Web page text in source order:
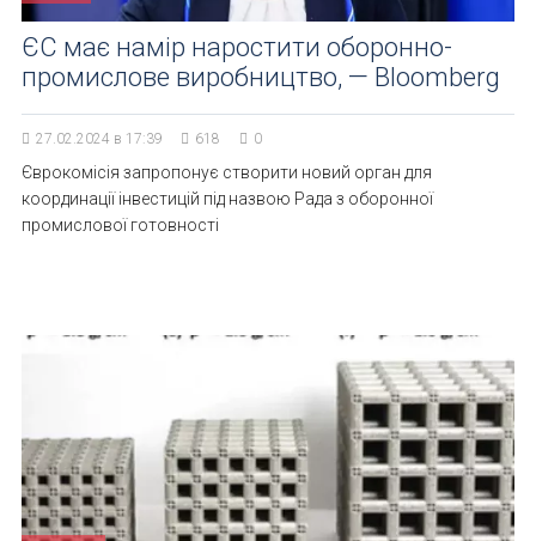
ЄС має намір наростити оборонно-
промислове виробництво, — Bloomberg
27.02.2024 в 17:39 618 0
Єврокомісія запропонує створити новий орган для
координації інвестицій під назвою Рада з оборонної
промислової готовності